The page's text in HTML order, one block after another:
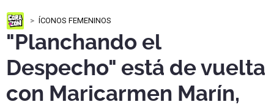
ÍCONOS FEMENINOS
"Planchando el
Despecho" está de vuelta
con Maricarmen Marín,